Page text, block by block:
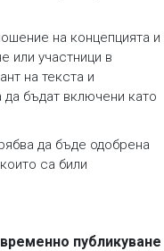
на концепцията и
или участници в
на текста и
да бъдат включени като
да бъде одобрена
са били
публикуване